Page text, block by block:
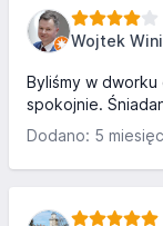
Wojtek
Byliśmy w
spokojnie.
pyszna wędlina
jajecznica czy
jaki dostaliśmy nr.24 ,
nieocenione. Do
Dodano: 5